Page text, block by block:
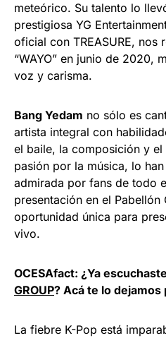
meteórico. Su talento lo
prestigiosa YG
oficial con TREASURE, nos
“WAYO” en junio de 2020,
voz y carisma.
Bang Yedam no sólo es
artista integral con
el baile, la composición y
pasión por la música, lo
admirada por fans de todo
presentación en el Pabellón
oportunidad única para
vivo.
OCESAfact: ¿Ya
GROUP? Acá te lo dejamos
La fiebre K-Pop está